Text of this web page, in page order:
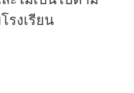
รงเรียน